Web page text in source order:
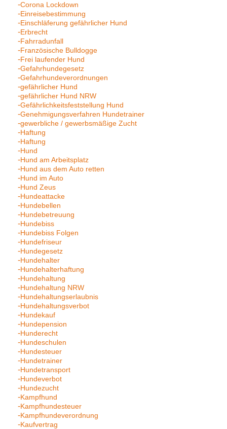
Corona Lockdown
Einreisebestimmung
Einschläferung gefährlicher Hund
Erbrecht
Fahrradunfall
Französische Bulldogge
Frei laufender Hund
Gefahrhundegesetz
Gefahrhundeverordnungen
gefährlicher Hund
gefährlicher Hund NRW
Gefährlichkeitsfeststellung Hund
Genehmigungsverfahren Hundetrainer
gewerbliche / gewerbsmäßige Zucht
Haftung
Haftung
Hund
Hund am Arbeitsplatz
Hund aus dem Auto retten
Hund im Auto
Hund Zeus
Hundeattacke
Hundebellen
Hundebetreuung
Hundebiss
Hundebiss Folgen
Hundefriseur
Hundegesetz
Hundehalter
Hundehalterhaftung
Hundehaltung
Hundehaltung NRW
Hundehaltungserlaubnis
Hundehaltungsverbot
Hundekauf
Hundepension
Hunderecht
Hundeschulen
Hundesteuer
Hundetrainer
Hundetransport
Hundeverbot
Hundezucht
Kampfhund
Kampfhundesteuer
Kampfhundeverordnung
Kaufvertrag